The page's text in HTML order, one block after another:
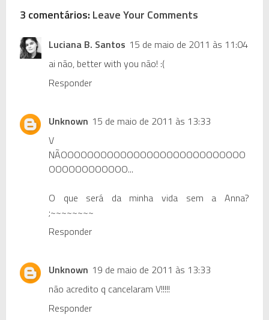
3 comentários: Leave Your Comments
Luciana B. Santos 15 de maio de 2011 às 11:04
ai não, better with you não! :(
Responder
Unknown 15 de maio de 2011 às 13:33
V
NÃOOOOOOOOOOOOOOOOOOOOOOOOOOOO
OOOOOOOOOOOO...
O que será da minha vida sem a Anna?
;~~~~~~~~
Responder
Unknown 19 de maio de 2011 às 13:33
não acredito q cancelaram V!!!!!
Responder